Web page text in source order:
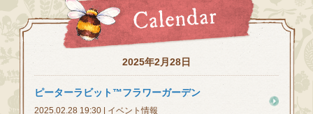
2025年2月28日
ピーターラビット™フラワーガーデン
2025.02.28 19:30 | イベント情報